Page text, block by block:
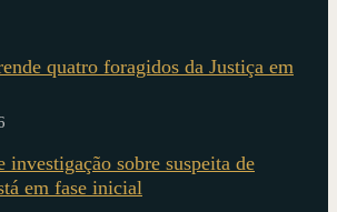
quatro foragidos da Justiça em
investigação sobre suspeita de
em fase inicial